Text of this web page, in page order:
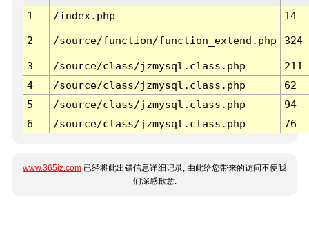
1
/index.php 14
2 /source/function/function_extend.php 324
3 /source/class/jzmysql.class.php
211
4
/source/class/jzmysql.class.php
62
5
/source/class/jzmysql.class.php
94
6
/source/class/jzmysql.class.php 76
www.365jz.com 已经将此出错信息详细记录, 由此给您带来的访问不便我
们深感歉意.